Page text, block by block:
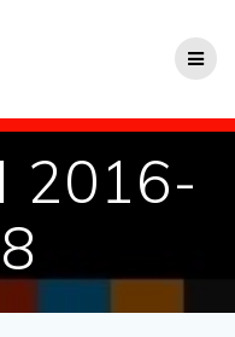
2016-